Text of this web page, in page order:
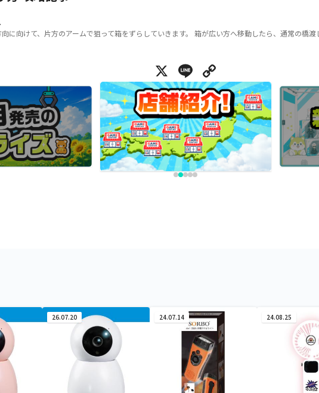
に向けて、片方のアームで狙って箱をずらしていきます。 箱が広い方へ移動したら、通常の橋
X Line
26.07.20 24.07.14 24.08.25